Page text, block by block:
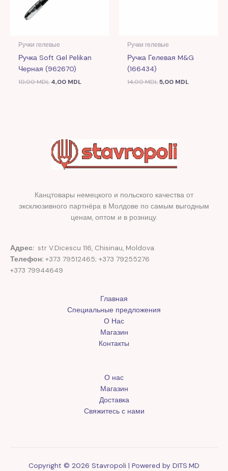
Ручки гелевые
Ручка Soft Gel Pelikan
Черная (962670)
10,00MDL 4,00 MDL
Ручки гелевые
Ручка Гелевая M&G
(166434)
14,00MDL5,00 MDL
Канцтовары немецкого и польского качества от
эксклюзивного партнёра в Молдове по самым выгодным
ценам, оптом и в розницу.
Адрес: str V.Dicescu 116, Chisinau, Moldova.
Телефон: +373 79512465; +373 79255276
+373 79944649
Главная
Специальные предложения
О Нас
Магазин
Контакты
О нас
Магазин
Доставка
Свяжитесь с нами
Copyright © 2026 Stavropoli | Powered by DITS.MD